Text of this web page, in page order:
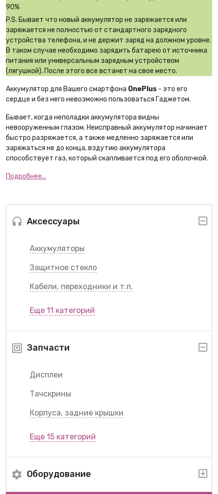
Аксессуары
Аккумуляторы
Защитное стекло
Кабели, переходники и т.п.
Еще 11 категорий
Запчасти
Дисплеи
Тачскрины
Корпуса, задние крышки
Еще 15 категорий
Оборудование
90%
P.S. Бывает что новый аккумулятор не заряжается или
заряжается не полностью от стандартного зарядного
устройства телефона, и не держит заряд на должном уровне.
В таком случае необходимо зарядить батарею от источника
питания или универсальным зарядным устройством
(лягушкой). После этого все встанет на свое место.
Аккумулятор для Вашего смартфона OnePlus - это его
сердце и без него невозможно пользоваться Гаджетом.
Бывает, когда неполадки аккумулятора видны
невооруженным глазом. Неисправный аккумулятор начинает
быстро разряжается, а также медленно заряжается или
заряжаться не до конца, вздутию аккумулятора
способствует газ, который скапливается под его оболочкой.
Подробнее...